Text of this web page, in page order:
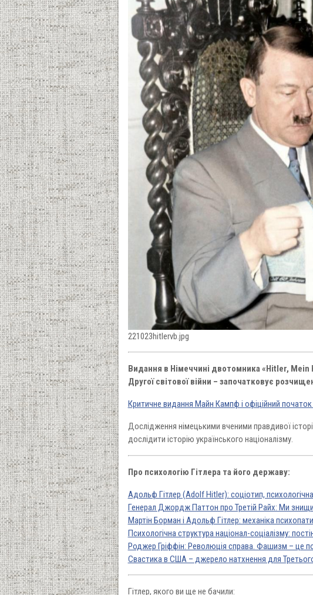
221023hitlervb.jpg
Видання в Німеччині двотомника «Hitler,
Другої світової війни – започатковує
Критичне видання Майн Кампф і офіційний початок
Дослідження німецькими вченими правдивої
дослідити історію українського націоналізму.
Про психологію Гітлера та його державу:
Адольф Гітлер (Adolf Hitler): соціотип,
Генерал Джордж Паттон про Третій Райх: Ми
Мартін Борман і Адольф Гітлер: механіка
Психологічна структура націонал-соціалізму:
Роджер Гріффін: Революція справа. Фашизм – це
Свастика в США – джерело натхнення для
Гітлер, якого ви ще не бачили: